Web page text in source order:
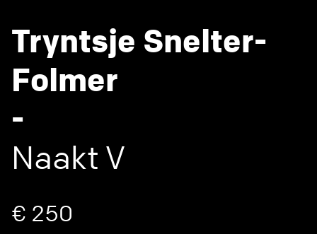
Tryntsje Snelter-
Folmer
-
Naakt V
€ 250